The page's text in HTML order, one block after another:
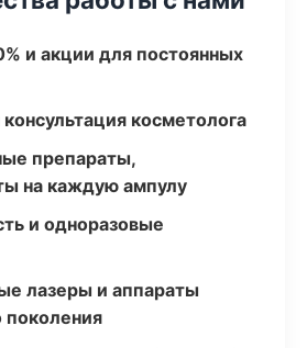
и акции для постоянных
косметолога
препараты,
на каждую ампулу
и одноразовые
лазеры и аппараты
поколения